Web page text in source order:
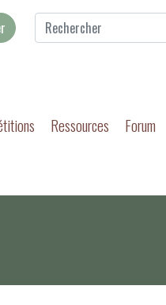
Ressources Forum